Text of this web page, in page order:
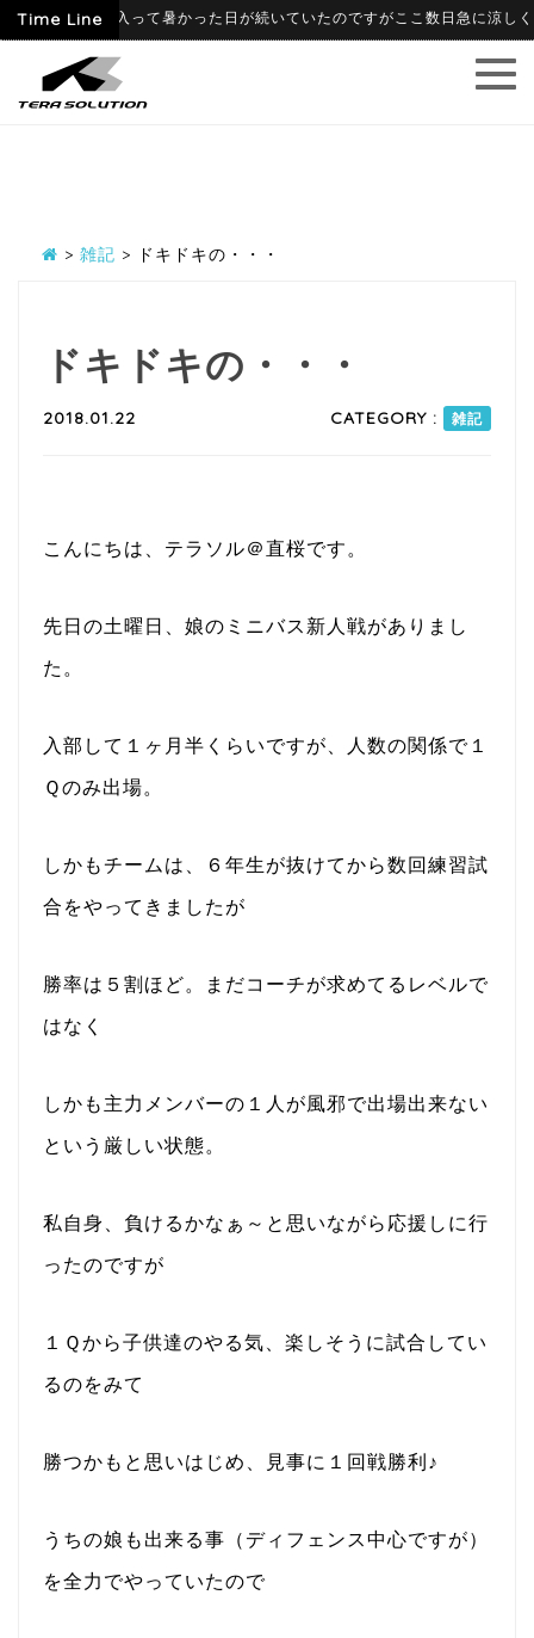
Time Line
06-09 6月に入って暑かった日が続いていたのですがここ数日急に涼しく
> 雑記 > ドキドキの・・・
ドキドキの・・・
2018.01.22 CATEGORY : 雑記
こんにちは、テラソル＠直桜です。
先日の土曜日、娘のミニバス新人戦がありまし
た。
入部して１ヶ月半くらいですが、人数の関係で１
Ｑのみ出場。
しかもチームは、６年生が抜けてから数回練習試
合をやってきましたが
勝率は５割ほど。まだコーチが求めてるレベルで
はなく
しかも主力メンバーの１人が風邪で出場出来ない
という厳しい状態。
私自身、負けるかなぁ～と思いながら応援しに行
ったのですが
１Ｑから子供達のやる気、楽しそうに試合してい
るのをみて
勝つかもと思いはじめ、見事に１回戦勝利♪
うちの娘も出来る事（ディフェンス中心ですが）
を全力でやっていたので